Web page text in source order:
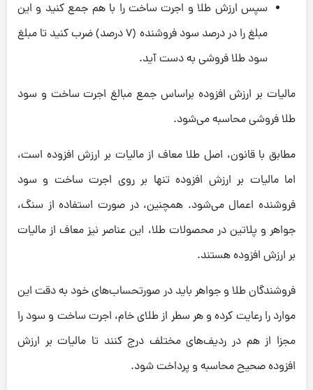
سپس ارزش طلا و اجرت ساخت را با هم جمع کنید و این
مبلغ را در درصد سود فروشنده (۷ درصد) ضرب کنید تا مبلغ
سود طلا فروشی به دست آید.
مالیات بر ارزش افزوده براساس جمع مبالغ اجرت ساخت و سود
طلا فروشی محاسبه می‌شود.
مطابق با قانون، اصل طلا معاف از مالیات بر ارزش افزوده است،
اما مالیات بر ارزش افزوده تنها بر روی اجرت ساخت و سود
فروشنده اعمال می‌شود. همچنین، در صورت استفاده از سنگ،
جواهر و پلاتین در محصولات طلا، این عناصر نیز معاف از مالیات
بر ارزش افزوده هستند.
فروشندگان طلا و جواهر باید در صورتحساب‌های خود به دقت این
موارد را رعایت کرده و هر سطر از طلای خام، اجرت ساخت و سود را
مجزا از هم در ردیف‌های مختلف درج کنند تا مالیات بر ارزش
افزوده صحیح محاسبه و پرداخت شود.